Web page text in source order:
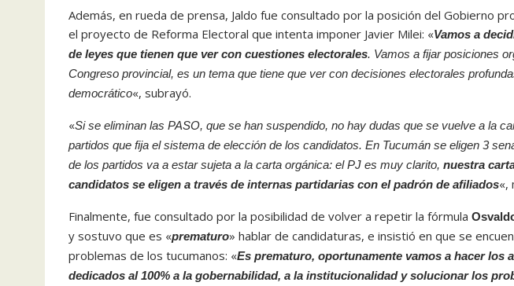
Además, en rueda de prensa, Jaldo fue consultado por la posición del Gobierno
el proyecto de Reforma Electoral que intenta imponer Javier Milei: «Vamos a
de leyes que tienen que ver con cuestiones electorales. Vamos a fijar posiciones
Congreso provincial, es un tema que tiene que ver con decisiones electorales
democrático«, subrayó.
«Si se eliminan las PASO, que se han suspendido, no hay dudas que se vuelve a la
partidos que fija el sistema de elección de los candidatos. En Tucumán se eligen 3
de los partidos va a estar sujeta a la carta orgánica: el PJ es muy clarito, nuestra
candidatos se eligen a través de internas partidarias con el padrón de afiliados«,
Finalmente, fue consultado por la posibilidad de volver a repetir la fórmula
y sostuvo que es «prematuro» hablar de candidaturas, e insistió en que se
problemas de los tucumanos: «Es prematuro, oportunamente vamos a hacer los
dedicados al 100% a la gobernabilidad, a la institucionalidad y solucionar los